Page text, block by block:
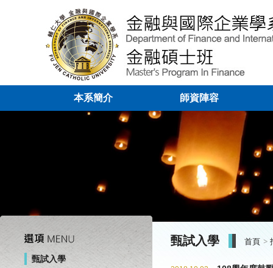
本系簡介 師資陣容
甄試入學
甄試入學 首頁